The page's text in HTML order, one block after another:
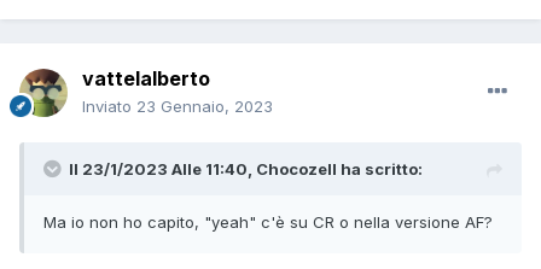
vattelalberto
Inviato 23 Gennaio, 2023
Il 23/1/2023 Alle 11:40, Chocozell ha scritto:
Ma io non ho capito, "yeah" c'è su CR o nella versione AF?